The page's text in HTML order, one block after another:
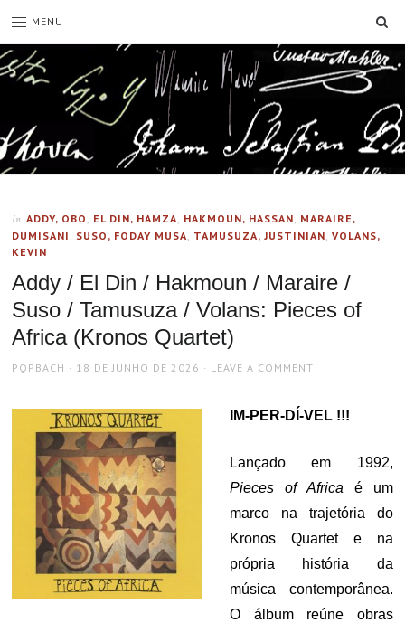
MENU
In ADDY, OBO , EL DIN, HAMZA, HAKMOUN, HASSAN, MARAIRE,
DUMISANI , SUSO, FODAY MUSA, TAMUSUZA, JUSTINIAN,VOLANS,
KEVIN
Addy / El Din / Hakmoun / Maraire /
Suso / Tamusuza / Volans: Pieces of
Africa (Kronos Quartet)
AUTHOR
PQPBACH
POSTED
18 DE JUNHO DE 2026 LEAVE A COMMENT
IM-PER-DÍ-VEL !!!
Lançado em 1992,
Pieces of Africa é um
marco na trajetória do
Kronos Quartet e na
própria história da
música contemporânea.
O álbum reúne obras